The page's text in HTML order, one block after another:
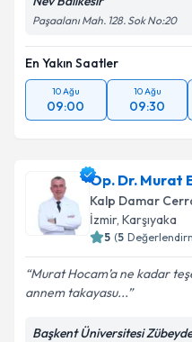
kapsamda
Paşaalanı Mah. 128. Sok No:20
En Yakın Saatler
10 Ağu
09:00
10 Ağu
09:30
Op. Dr. Murat
Kalp Damar
İzmir, Karşıyaka
5 (5
Murat Hocam’a ne kadar
annem takayasu...
Başkent Üniversitesi